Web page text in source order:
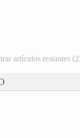
artículos restantes